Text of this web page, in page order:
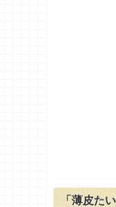
「薄皮た